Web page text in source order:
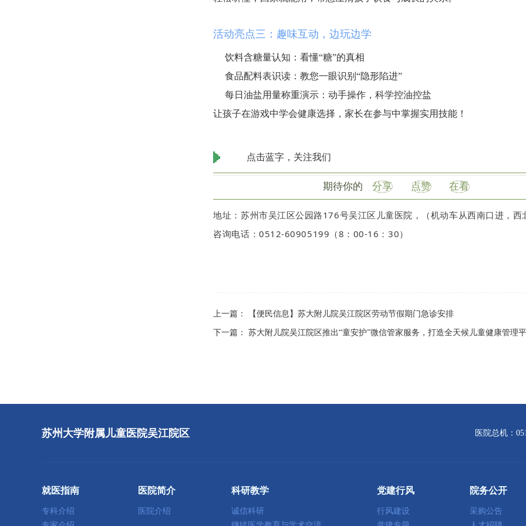
活动亮点三：趣味互动，边玩边学
饮料含糖量认知：看懂“糖”的真相
食品配料表识读：教您一眼识别“隐形陷进”
每日油盐用量称重演示：动手操作，科学控油控盐
让孩子在游戏中学会健康选择，家长在参与中掌握实用技能！
点击蓝字，关注我们
期待你的 分享 点赞 在看
地址：苏州市吴江区公园路176号吴江区儿童医院，（机动车从西南口进，西
咨询电话：0512-60905199（8：00-16：30）
上一篇： 【便民信息】苏大附儿院吴江院区劳动节假期门急诊安排
下一篇： 苏大附儿院吴江院区推出“童安护”微信管家服务，打造全天候儿童健康管理
苏州大学附属儿童医院吴江院区 医院总机：
就医指南
专科介绍
医院简介
医院介绍
科研教学
诚信科研
党建行风
行风建设
院务公开
采购公告